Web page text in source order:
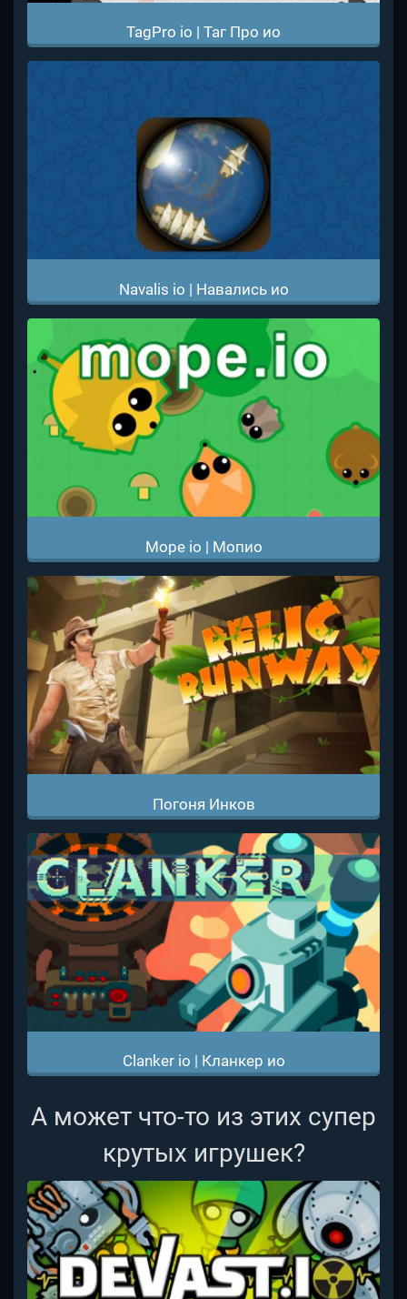
TagPro io | Таг Про ио
Navalis io | Навались ио
Mope io | Мопио
Погоня Инков
Clanker io | Кланкер ио
А может что-то из этих супер
крутых игрушек?